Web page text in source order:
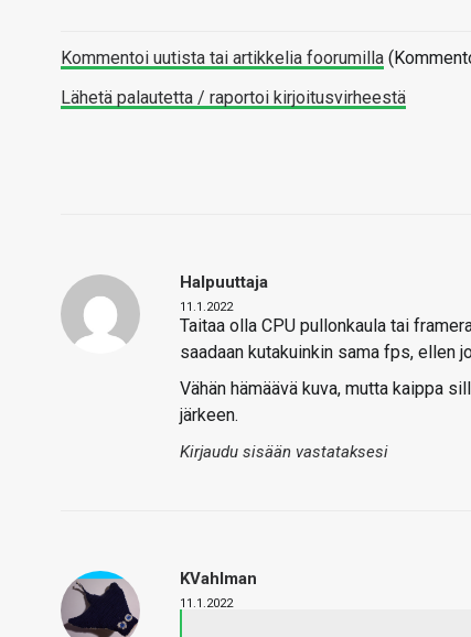
Kommentoi uutista tai artikkelia foorumilla
Lähetä palautetta / raportoi kirjoitusvirheestä
Halpuuttaja
11.1.2022
Taitaa olla CPU pullonkaula tai
saadaan kutakuinkin sama fps, ellen
Vähän hämäävä kuva, mutta kaippa
järkeen.
Kirjaudu sisään vastataksesi
KVahlman
11.1.2022